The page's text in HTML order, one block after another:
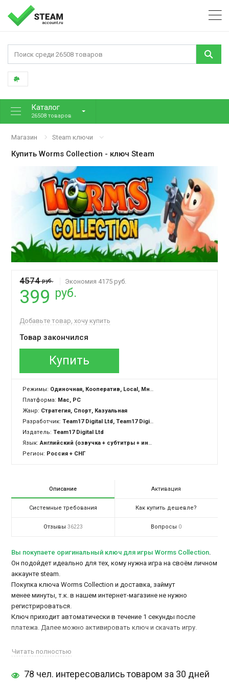
Каталог
26508 товаров
Магазин Steam ключи
КупитьWorms Collection - ключ Steam
4574руб. Экономия 4175 руб.
399 руб.
Добавьте товар, хочу купить
Товар закончился
Купить
Режимы: Одиночная, Кооператив, Local, Многопользовательская
Платформа: Mac, PC
Жанр: Стратегия, Спорт, Казуальная
Разработчик:Team17 Digital Ltd, Team17 Digital Ltd., Team17 Software Ltd.
Издатель:Team17 Digital Ltd
Язык:Английский (озвучка + субтитры + интерфейс)
Регион: Россия + СНГ
Описание Активация
Системные требования Как купить дешевле?
Отзывы 36223 Вопросы 0
Вы покупаете оригинальный ключ для игры Worms Collection.
Он подойдет идеально для тех, кому нужна игра на своём личном
аккаунте steam.
Покупка ключа Worms Collection и доставка, займут
менее минуты, т.к. в нашем интернет-магазине не нужно
регистрироваться.
Ключ приходит автоматически в течение 1 секунды после
платежа. Далее можно активировать ключ и скачать игру.
А здесь можно
можете присоединиться к извечной борьбе бесхребетных, вам
Читать полностью
78 чел. интересовались товаром за 30 дней